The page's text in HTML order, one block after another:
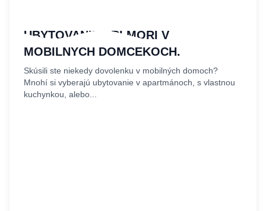
UBYTOVANIE PRI MORI V
MOBILNÝCH DOMČEKOCH.
Skúsili ste niekedy dovolenku v mobilných domoch?
Mnohí si vyberajú ubytovanie v apartmánoch, s vlastnou
kuchynkou, alebo...